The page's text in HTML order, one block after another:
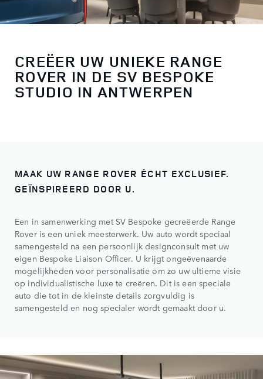
CREËER UW UNIEKE RANGE
ROVER IN DE SV BESPOKE
STUDIO IN ANTWERPEN
MAAK UW RANGE ROVER ÉCHT EXCLUSIEF.
GEÏNSPIREERD DOOR U.
Een in samenwerking met SV Bespoke gecreëerde Range
Rover is een uniek meesterwerk. Uw auto wordt speciaal
samengesteld na een persoonlijk designconsult met uw
eigen Bespoke Liaison Officer. U krijgt ongeëvenaarde
mogelijkheden voor personalisatie om zo uw ultieme visie
op individualistische luxe te creëren. Dit is een speciale
auto die tot in de kleinste details zorgvuldig is
samengesteld en nog specialer wordt gemaakt door u.